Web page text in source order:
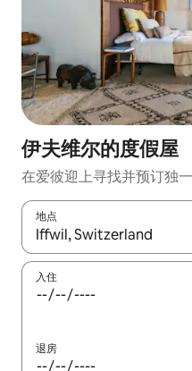
伊夫维尔的度假屋
在爱彼迎上寻找并预订独
地点
如有搜索结果，请使用上
入住
退房